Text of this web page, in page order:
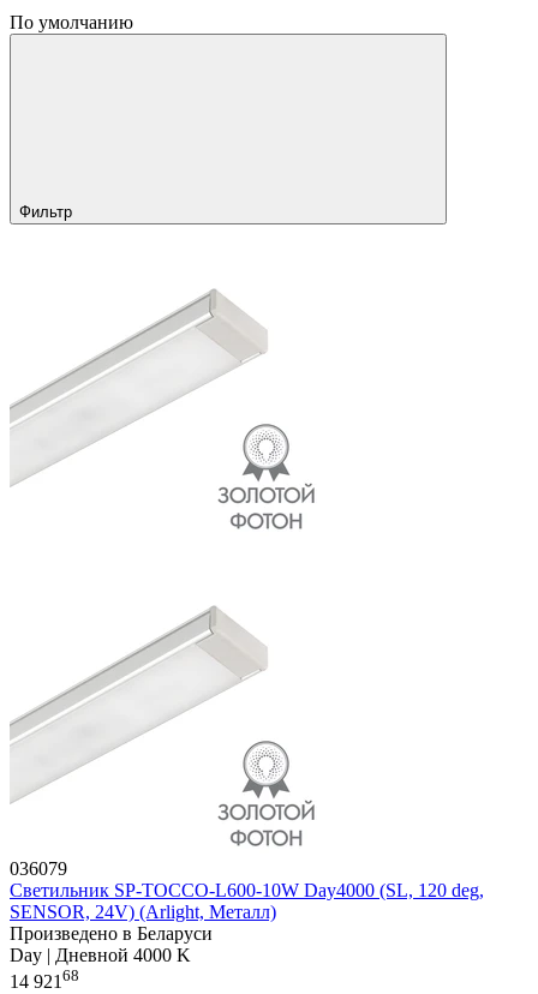
По умолчанию
Фильтр
036079
Светильник SP-TOCCO-L600-10W Day4000 (SL, 120 deg,
SENSOR, 24V) (Arlight, Металл)
Произведено в Беларуси
Day | Дневной 4000 K
14 92168